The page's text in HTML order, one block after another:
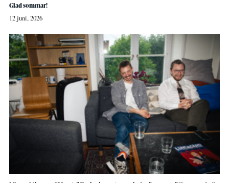
Glad sommar!
12 juni, 2026